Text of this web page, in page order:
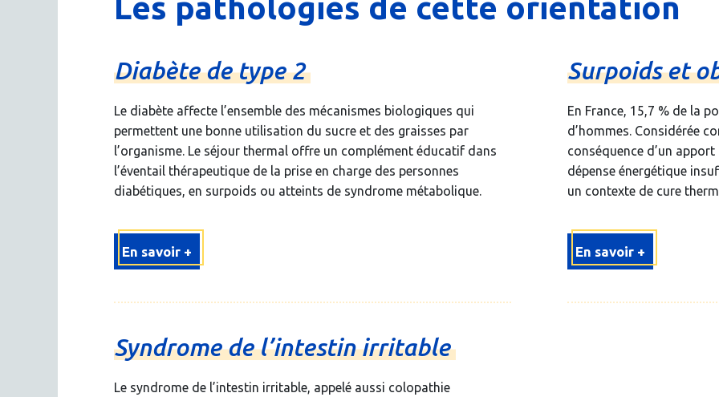
Les pathologies de cette orientation
Diabètedetype2
Le diabète affecte l’ensemble des mécanismes biologiques qui
permettent une bonne utilisation du sucre et des graisses par
l’organisme. Le séjour thermal offre un complément éducatif dans
l’éventail thérapeutique de la prise en charge des personnes
diabétiques, en surpoids ou atteints de syndrome métabolique.
En savoir +
Surpoidset
En France, 15,7 % de la
d’hommes. Considérée
conséquence d’un
dépense énergétique
un contexte de cure
En savoir +
Syndromedel’intestinirritable
Le syndrome de l’intestin irritable, appelé aussi colopathie